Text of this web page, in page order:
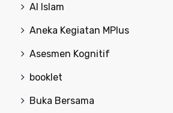
Al Islam
Aneka Kegiatan MPlus
Asesmen Kognitif
booklet
Buka Bersama